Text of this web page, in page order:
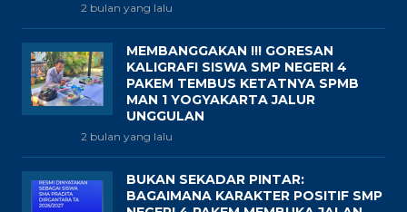
2 bulan yang lalu
MEMBANGGAKAN !!! GORESAN
KALIGRAFI SISWA SMP NEGERI 4
PAKEM TEMBUS KETATNYA SPMB
MAN 1 YOGYAKARTA JALUR
UNGGULAN
2 bulan yang lalu
BUKAN SEKADAR PINTAR:
BAGAIMANA KARAKTER POSITIF SMP